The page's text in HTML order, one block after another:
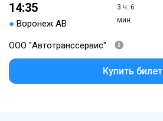
14:35
● Воронеж АВ
3 ч. 6
мин.
ООО "Автотранссервис"
Купить билет